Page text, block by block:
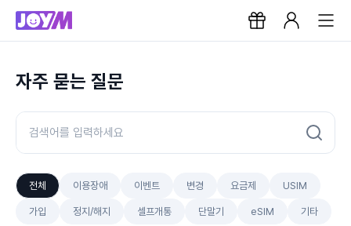
자주 묻는 질문
전체 이용장애 이벤트 변경 요금제 USIM
가입 정지/해지 셀프개통 단말기 eSIM 기타